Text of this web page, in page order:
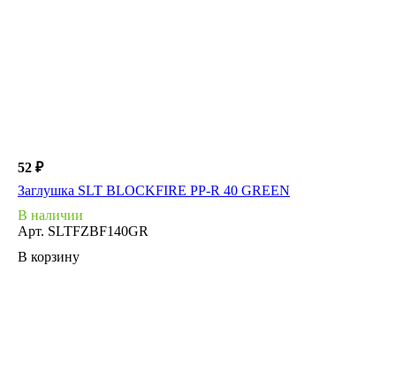
52 ₽
Заглушка SLT BLOCKFIRE PP-R 40 GREEN
В наличии
Арт. SLTFZBF140GR
В корзину